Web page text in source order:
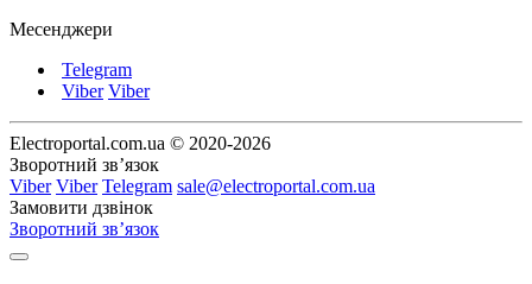
Месенджери
Telegram
Viber Viber
Electroportal.com.ua © 2020-2026
Зворотний зв’язок
Viber Viber Telegram sale@electroportal.com.ua
Замовити дзвінок
Зворотний зв’язок